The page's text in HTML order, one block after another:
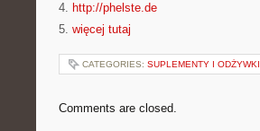
4. http://phelste.de
5. więcej tutaj
CATEGORIES: SUPLEMENTY I ODŻYWKI
Comments are closed.